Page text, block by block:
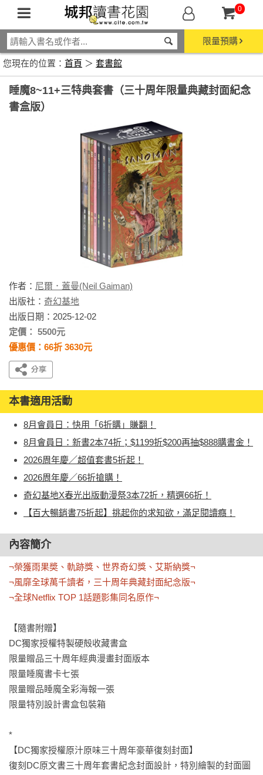
0
限量預購
您現在的位置： 首頁 ＞ 套書館
睡魔8~11+三特典套書（三十周年限量典藏封面紀念
書盒版）
作者： 尼爾．蓋曼(Neil Gaiman)
出版社： 奇幻基地
出版日期：2025-12-02
定價： 5500元
優惠價：66折 3630元
本書適用活動
8月會員日：快用「6折購」賺翻！
8月會員日：新書2本74折；$1199折$200再抽$888購書金！
2026周年慶／超值套書5折起！
2026周年慶／66折搶購！
奇幻基地X春光出版動漫祭3本72折，精選66折！
【百大暢銷書75折起】挑起你的求知欲，滿足閱讀癮！
內容簡介
¬榮獲雨果奬、軌跡獎、世界奇幻獎、艾斯納獎¬
¬風靡全球萬千讀者，三十周年典藏封面紀念版¬
¬全球Netflix TOP 1話題影集同名原作¬
【隨書附贈】
DC獨家授權特製硬殻收藏書盒
限量贈品三十周年經典漫畫封面版本
限量睡魔書卡七張
限量贈品睡魔全彩海報一張
限量特別設計書盒包裝箱
*
【DC獨家授權原汁原味三十周年豪華復刻封面】
復刻DC原文書三十周年套書紀念封面設計，特別繪製的封面圖